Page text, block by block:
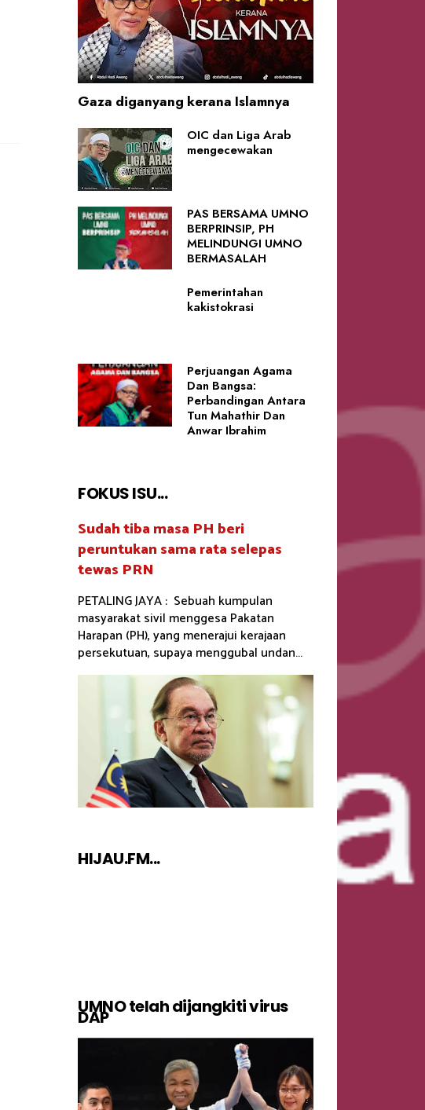
Gaza diganyang kerana Islamnya
OIC dan Liga Arab
mengecewakan
PAS BERSAMA UMNO
BERPRINSIP, PH
MELINDUNGI UMNO
BERMASALAH
Pemerintahan
kakistokrasi
Perjuangan Agama
Dan Bangsa:
Perbandingan Antara
Tun Mahathir Dan
Anwar Ibrahim
FOKUS ISU...
Sudah tiba masa PH beri
peruntukan sama rata selepas
tewas PRN
PETALING JAYA : Sebuah kumpulan
masyarakat sivil menggesa Pakatan
Harapan (PH), yang menerajui kerajaan
persekutuan, supaya menggubal undan...
HIJAU.FM...
UMNO telah dijangkiti virus
DAP